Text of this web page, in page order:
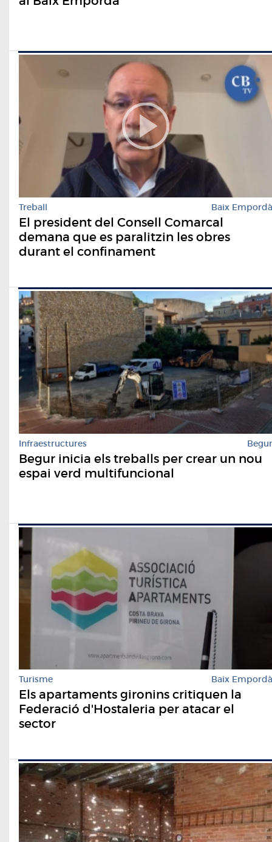
Treball Baix Empordà
El president del Consell Comarcal
demana que es paralitzin les obres
durant el confinament
Infraestructures Begur
Begur inicia els treballs per crear un nou
espai verd multifuncional
Turisme Baix Empordà
Els apartaments gironins critiquen la
Federació d'Hostaleria per atacar el
sector